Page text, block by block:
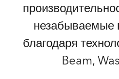
незабываемые
благодаря
Beam,